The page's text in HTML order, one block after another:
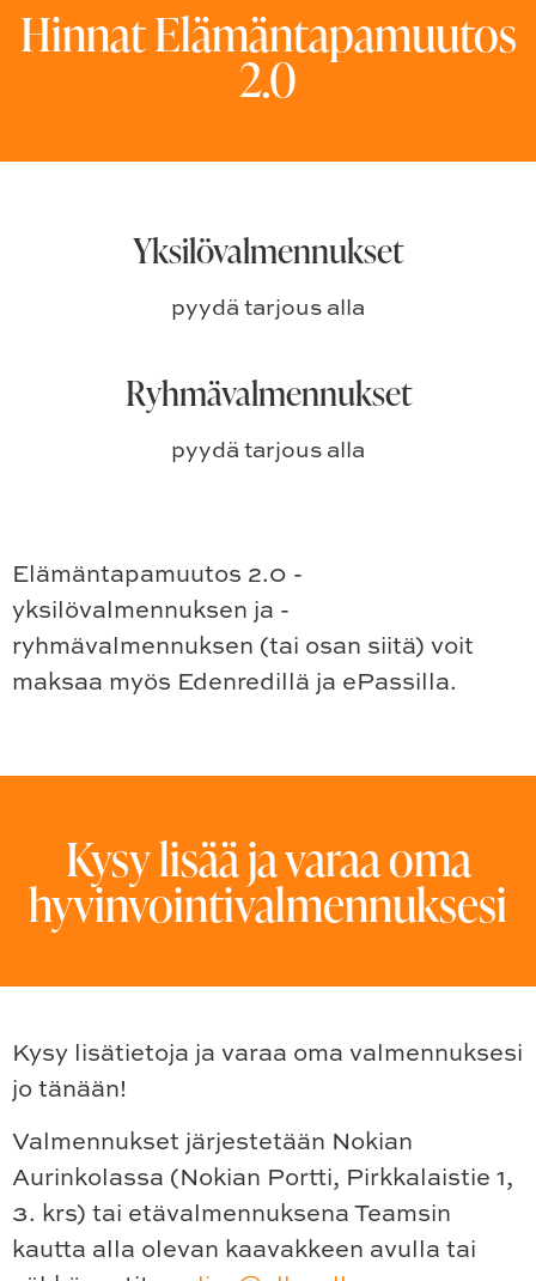
Hinnat Elämäntapamuutos
2.0
Yksilövalmennukset
pyydä tarjous alla
Ryhmävalmennukset
pyydä tarjous alla
Elämäntapamuutos 2.0 -
yksilövalmennuksen ja -
ryhmävalmennuksen (tai osan siitä) voit
maksaa myös Edenredillä ja ePassilla.
Kysy lisää ja varaa oma
hyvinvointivalmennuksesi
Kysy lisätietoja ja varaa oma valmennuksesi
jo tänään!
Valmennukset järjestetään Nokian
Aurinkolassa (Nokian Portti, Pirkkalaistie 1,
3. krs) tai etävalmennuksena Teamsin
kautta alla olevan kaavakkeen avulla tai